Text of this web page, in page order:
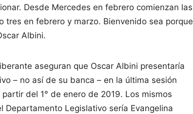
Desde Mercedes en febrero comienzan las
tres en febrero y marzo. Bienvenido sea porque
Albini.
aseguran que Oscar Albini presentaría
– no así de su banca – en la última sesión
del 1° de enero de 2019. Los mismos
Legislativo sería Evangelina